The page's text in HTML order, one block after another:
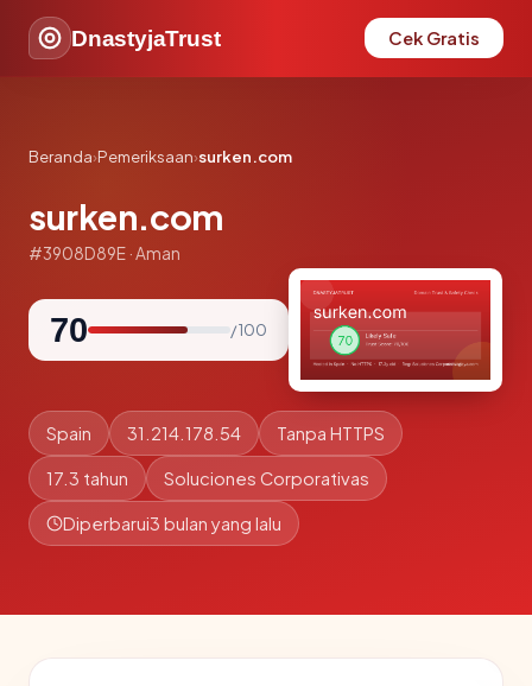
DnastyjaTrust Cek Gratis
Beranda›Pemeriksaan›surken.com
surken.com
#3908D89E · Aman
70 / 100
Spain 31.214.178.54 Tanpa HTTPS
17.3 tahun Soluciones Corporativas
Diperbarui3 bulan yang lalu